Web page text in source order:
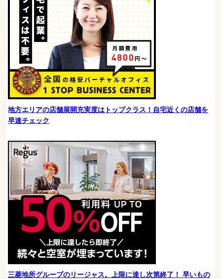
地方エリアの店舗展開充実度はトップクラス！自宅近くの店舗を
早速チェック
三菱地所グループのリージャス。上限に達し次第終了！ 早いもの